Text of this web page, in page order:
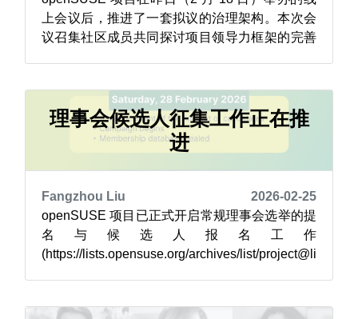
上会议后，推进了一套拟议的治理架构。本次会
议召集社区成员共同探讨项目领导力框架的完善
社区与营销委员会、基础设施团队代表以及理事
会。 该提案托管在 GitLab 平台，被设计为一份
动态文档，欢迎社区通...
理事会候选人征集工作正在推
进
Fangzhou Liu
2026-02-25
openSUSE 项目已正式开启常规理事会选举的提
名与候选人报名工作
(https://lists.opensuse.org/archives/list/project@li
1 日启动。 因整理会员数据库...